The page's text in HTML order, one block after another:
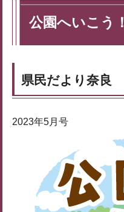
公園へいこう！
県民だより奈良
2023年5月号